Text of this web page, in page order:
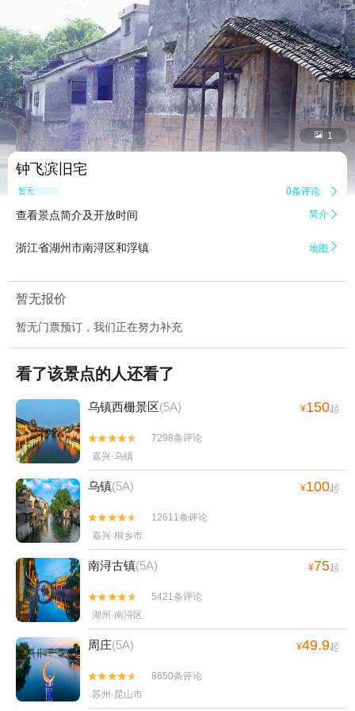
 1
钟飞滨旧宅
暂无点评 0条评论 
查看景点简介及开放时间 简介 
浙江省湖州市南浔区和浮镇 地图 
暂无报价
暂无门票预订，我们正在努力补充
看了该景点的人还看了
乌镇西栅景区(5A) ¥150起


7298条评论
嘉兴·乌镇
乌镇(5A) ¥100起


12611条评论
嘉兴·桐乡市
南浔古镇(5A) ¥75起


5421条评论
湖州·南浔区
周庄(5A) ¥49.9起


8650条评论
苏州·昆山市